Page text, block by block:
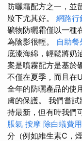
防曬霜配方之一，並
妝下尤其好。 網路行
礦物防曬霜僅以一種
為陰影很輕。 自助餐
底漆海綿，輕鬆將奶
案是噴霧配方是基於
不僅在夏季，而且在
全年的防曬產品的使
膚的保護。 我們嘗
持最新，但有時我們
脹氣 按摩 除白蟻費用
分（例如維生素C，